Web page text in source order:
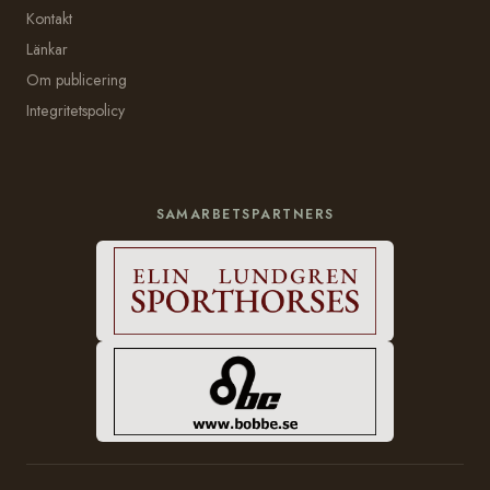
Kontakt
Länkar
Om publicering
Integritetspolicy
SAMARBETSPARTNERS